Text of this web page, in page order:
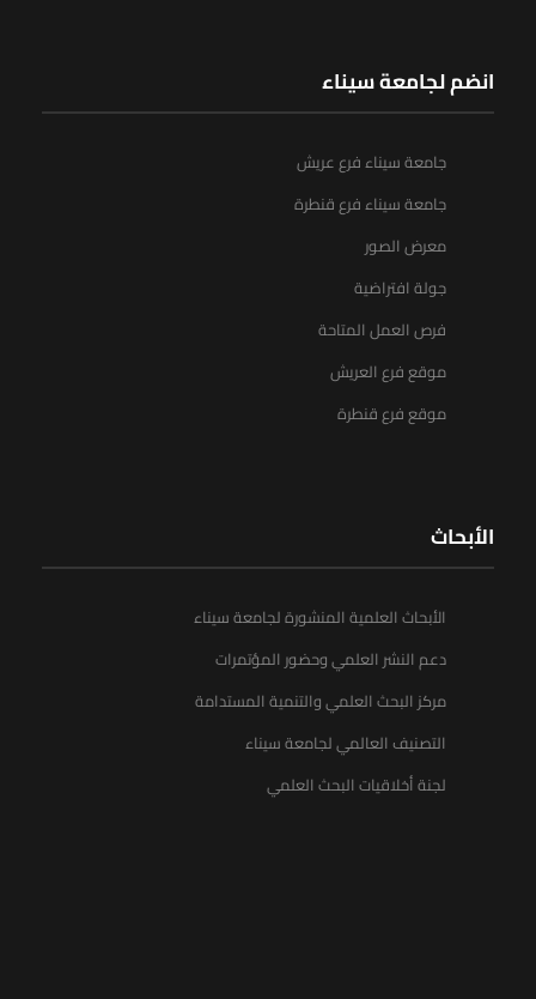
انضم لجامعة سيناء
جامعة سيناء فرع عريش
جامعة سيناء فرع قنطرة
معرض الصور
جولة افتراضية
فرص العمل المتاحة
موقع فرع العريش
موقع فرع قنطرة
الأبحاث
الأبحاث العلمية المنشورة لجامعة سيناء
دعم النشر العلمي وحضور المؤتمرات
مركز البحث العلمي والتنمية المستدامة
التصنيف العالمي لجامعة سيناء
لجنة أخلاقيات البحث العلمي